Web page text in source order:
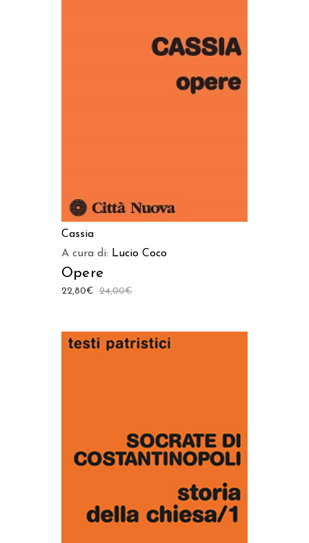
AGGIUNGI AL CARRELLO
Cassia
A cura di: Lucio Coco
Opere
24,00€
22,80€